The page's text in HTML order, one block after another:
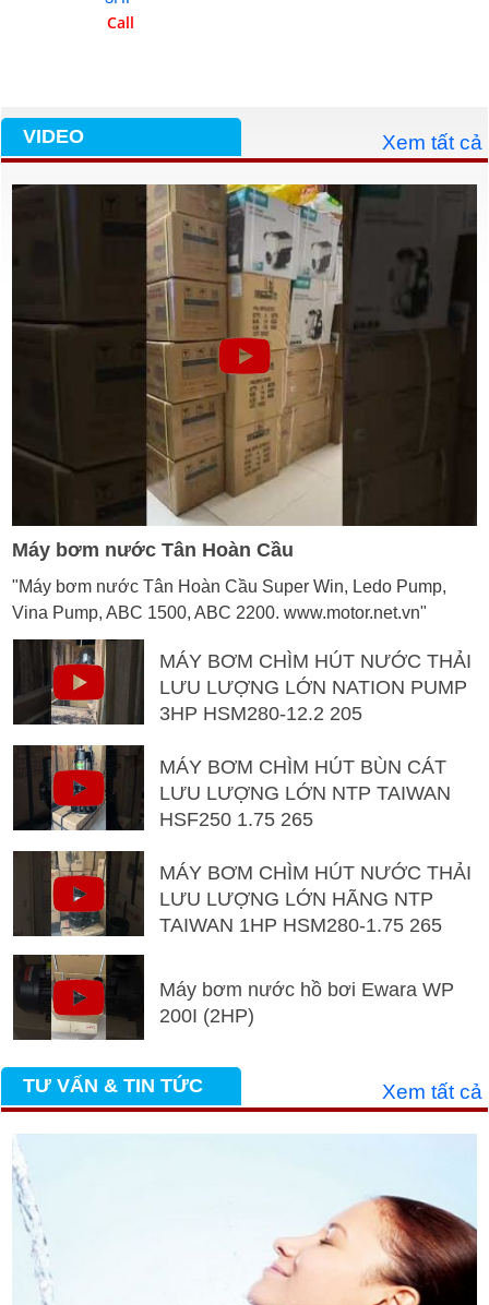
Call
VIDEO Xem tất cả
Máy bơm nước Tân Hoàn Cầu
"Máy bơm nước Tân Hoàn Cầu Super Win, Ledo Pump,
Vina Pump, ABC 1500, ABC 2200. www.motor.net.vn"
MÁY BƠM CHÌM HÚT NƯỚC THẢI
LƯU LƯỢNG LỚN NATION PUMP
3HP HSM280-12.2 205
MÁY BƠM CHÌM HÚT BÙN CÁT
LƯU LƯỢNG LỚN NTP TAIWAN
HSF250 1.75 265
MÁY BƠM CHÌM HÚT NƯỚC THẢI
LƯU LƯỢNG LỚN HÃNG NTP
TAIWAN 1HP HSM280-1.75 265
Máy bơm nước hồ bơi Ewara WP
200I (2HP)
TƯ VẤN & TIN TỨC Xem tất cả